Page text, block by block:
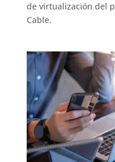
de virtualización del
Cable.